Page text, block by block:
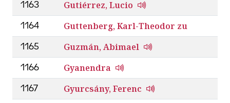
1163 Gutiérrez, Lucio
1164 Guttenberg, Karl-Theodor zu
1165 Guzmán, Abimael
1166 Gyanendra
1167 Gyurcsány, Ferenc